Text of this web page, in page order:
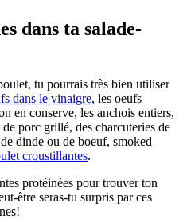
dans ta salade-
tu pourrais très bien utiliser
dans le vinaigre, les oeufs
en conserve, les anchois entiers,
porc grillé, des charcuteries de
dinde ou de boeuf, smoked
croustillantes.
protéinées pour trouver ton
être seras-tu surpris par ces